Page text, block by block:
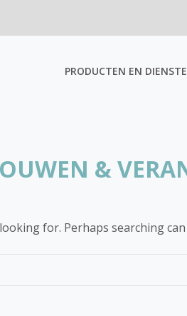
PRODUCTEN EN
&
for. Perhaps searching